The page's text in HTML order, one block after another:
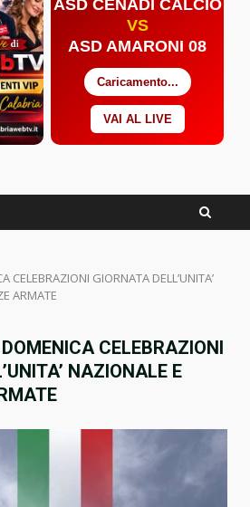
ASD CENADI CALCIO
VS
ASD AMARONI 08
Caricamento...
VAI AL LIVE
CELEBRAZIONI GIORNATA DELL’UNITA’
ARMATE
CELEBRAZIONI
NAZIONALE E